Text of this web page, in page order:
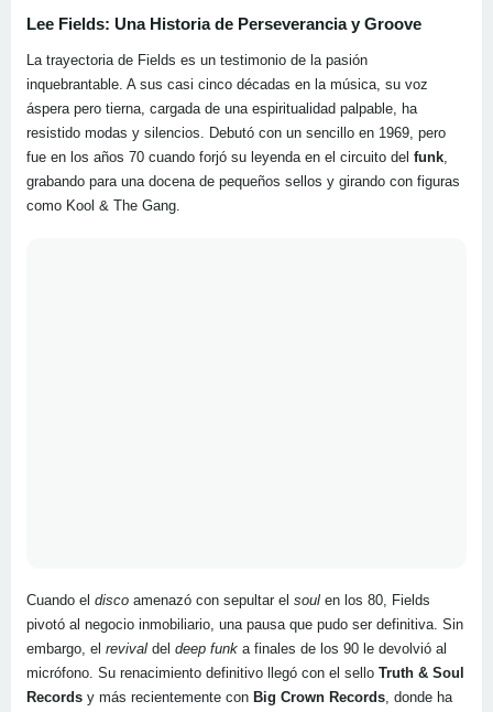
Lee Fields: Una Historia de Perseverancia y Groove
La trayectoria de Fields es un testimonio de la pasión
inquebrantable. A sus casi cinco décadas en la música, su voz
áspera pero tierna, cargada de una espiritualidad palpable, ha
resistido modas y silencios. Debutó con un sencillo en 1969, pero
fue en los años 70 cuando forjó su leyenda en el circuito del funk,
grabando para una docena de pequeños sellos y girando con figuras
como Kool & The Gang.
Cuando el disco amenazó con sepultar el soul en los 80, Fields
pivotó al negocio inmobiliario, una pausa que pudo ser definitiva. Sin
embargo, el revival del deep funk a finales de los 90 le devolvió al
micrófono. Su renacimiento definitivo llegó con el sello Truth & Soul
Records y más recientemente con Big Crown Records, donde ha